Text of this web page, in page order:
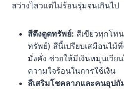
สว่างไสวแต่ไม่ร้อนรุ่มจนเกินไป
สีดึงดูดทรัพย์: สีเขียวทุกโท
ทรัพย์) สีนี้เปรียบเสมือนไม้
มั่งคั่ง ช่วยให้มีเงินหมุนเวีย
ความใจร้อนในการใช้เงิน
สีเสริมโชคลาภและคนอุปถั